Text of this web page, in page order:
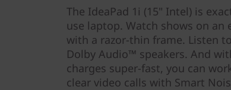
The IdeaPad 1i (15" Intel) is
use laptop. Watch shows on an
with a razor-thin frame. Listen
Dolby Audio™ speakers. And
charges super-fast, you can
clear video calls with Smart